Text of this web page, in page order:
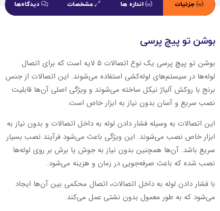
جزئیات اندازه ها مشخصات دیدگاه‌ها
بوشن تو پیچ پرسی
بوشن تو پیچ پرسی یک نوع اتصالات ۵ لایه است که برای اتصال
لوله‌ها در سیستم‌های لوله‌کشی استفاده می‌شوند. این اتصالات از جنس
برنج با روکش آلیاژ نیکل ساخته می‌شوند و ویژگی اصلی آن‌ها قابلیت
نصب سریع و آسان بدون نیاز به ابزار خاص است.
این اتصالات به وسیله فشار دادن لوله به داخل اتصالات و بدون نیاز به
ابزار خاص نصب می‌شوند. این ویژگی باعث می‌شود فرآیند نصب بسیار
سریع باشد. آن‌ها همچنین بدون نیاز به جوش یا برش بر روی لوله‌ها
نصب شده که باعث صرفه‌جویی در زمان و هزینه می‌شود.
با فشار دادن لوله به داخل اتصالات، اتصال محکمی بین آن‌ها ایجاد
می‌شود که به طور معمول بدون نشتی عمل می‌کند.